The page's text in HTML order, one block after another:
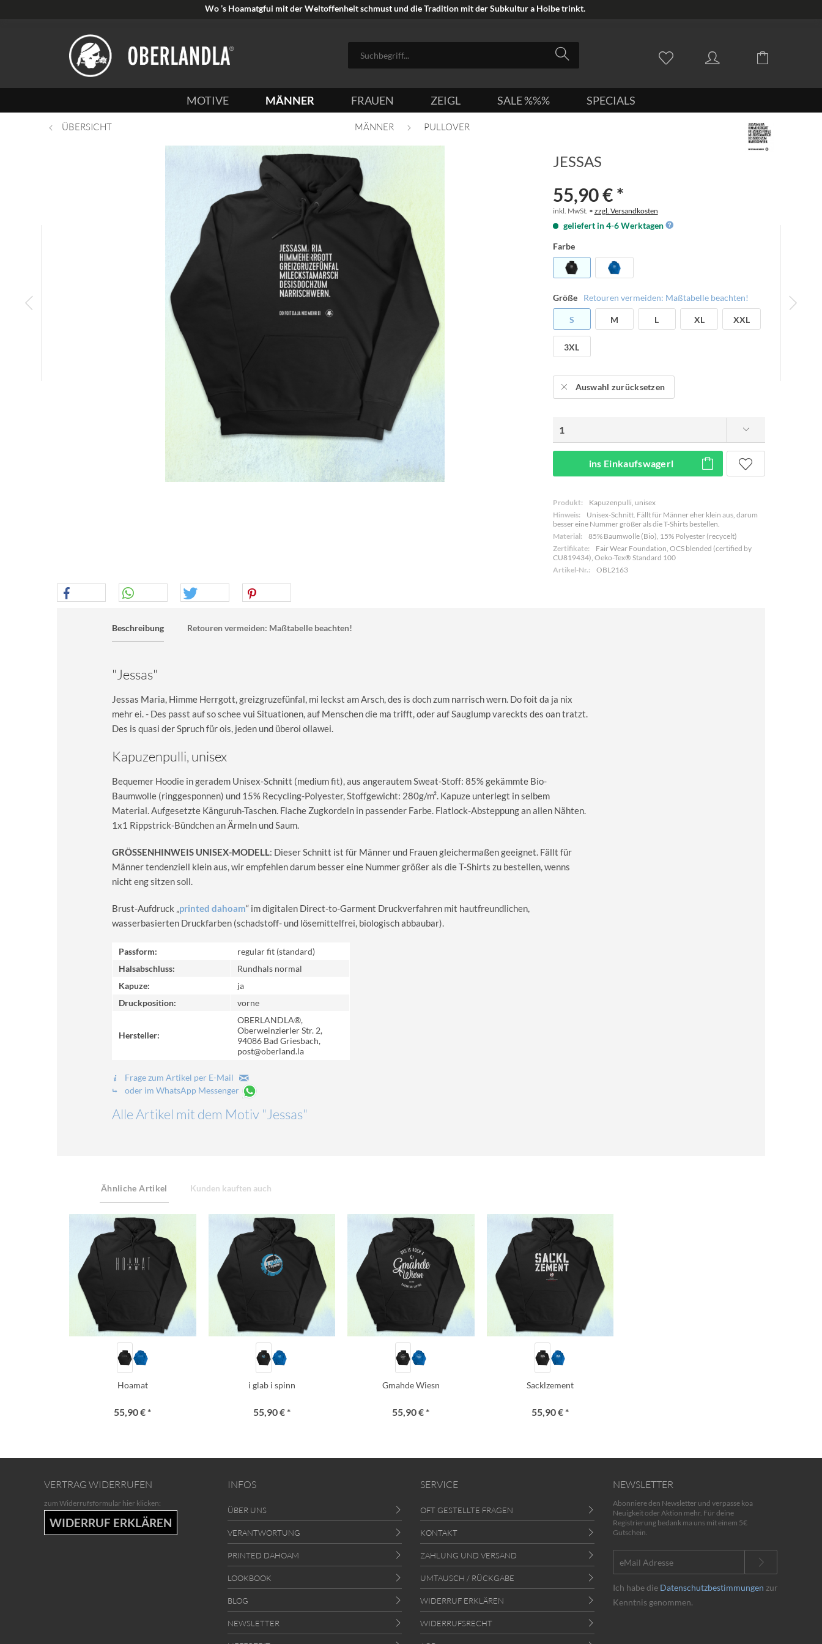
Wo ’s Hoamatgfui mit der Weltoffenheit schmust und die Tradition mit der Subkultur a Hoibe trinkt.
MOTIVE MÄNNER FRAUEN ZEIGL SALE %%% SPECIALS
ÜBERSICHT MÄNNER PULLOVER
JESSAS
55,90 € *
inkl. MwSt. • zzgl. Versandkosten
geliefert in 4-6 Werktagen
Farbe
Größe Retouren vermeiden: Maßtabelle beachten!
S M L XL XXL
3XL
Auswahl zurücksetzen
ins Einkaufswagerl
Produkt:
Kapuzenpulli, unisex
Hinweis:
Unisex-Schnitt. Fällt für Männer eher klein aus, darum
besser eine Nummer größer als die T-Shirts bestellen.
Material:
85% Baumwolle (Bio), 15% Polyester (recycelt)
Zertifikate:
Fair Wear Foundation, OCS blended (certified by
CU819434), Oeko-Tex® Standard 100
Artikel-Nr.:
OBL2163
Beschreibung Retouren vermeiden: Maßtabelle beachten!
"Jessas"
Jessas Maria, Himme Herrgott, greizgruzefünfal, mi leckst am Arsch, des is doch zum narrisch wern. Do foit da ja nix
mehr ei. - Des passt auf so schee vui Situationen, auf Menschen die ma trifft, oder auf Sauglump vareckts des oan tratzt.
Des is quasi der Spruch für ois, jeden und überoi ollawei.
Kapuzenpulli, unisex
Bequemer Hoodie in geradem Unisex-Schnitt (medium fit), aus angerautem Sweat-Stoff: 85% gekämmte Bio-
Baumwolle (ringgesponnen) und 15% Recycling-Polyester, Stoffgewicht: 280g/m². Kapuze unterlegt in selbem
Material. Aufgesetzte Känguruh-Taschen. Flache Zugkordeln in passender Farbe. Flatlock-Absteppung an allen Nähten.
1x1 Rippstrick-Bündchen an Ärmeln und Saum.
GRÖSSENHINWEIS UNISEX-MODELL: Dieser Schnitt ist für Männer und Frauen gleichermaßen geeignet. Fällt für
Männer tendenziell klein aus, wir empfehlen darum besser eine Nummer größer als die T-Shirts zu bestellen, wenns
nicht eng sitzen soll.
Brust-Aufdruck „printed dahoam“ im digitalen Direct-to-Garment Druckverfahren mit hautfreundlichen,
wasserbasierten Druckfarben (schadstoff- und lösemittelfrei, biologisch abbaubar).
Passform:
regular fit (standard)
Halsabschluss:
Rundhals normal
Kapuze:
ja
Druckposition:
vorne
Hersteller:
OBERLANDLA®,
Oberweinzierler Str. 2,
94086 Bad Griesbach,
post@oberland.la
Frage zum Artikel per E-Mail
oder im WhatsApp Messenger
Alle Artikel mit dem Motiv "Jessas"
Ähnliche Artikel Kunden kauften auch
Hoamat
55,90 € *
i glab i spinn
55,90 € *
Gmahde Wiesn
55,90 € *
Sacklzement
55,90 € *
VERTRAG WIDERRUFEN
zum Widerrufsformular hier klicken:
WIDERRUF ERKLÄREN
INFOS
ÜBER UNS
VERANTWORTUNG
PRINTED DAHOAM
LOOKBOOK
BLOG
NEWSLETTER
SERVICE
OFT GESTELLTE FRAGEN
KONTAKT
ZAHLUNG UND VERSAND
UMTAUSCH / RÜCKGABE
WIDERRUF ERKLÄREN
WIDERRUFSRECHT
NEWSLETTER
Abonniere den Newsletter und verpasse koa
Neuigkeit oder Aktion mehr. Für deine
Registrierung bedank ma uns mit einem 5€
Gutschein.
Ich habe die Datenschutzbestimmungen zur
Kenntnis genommen.